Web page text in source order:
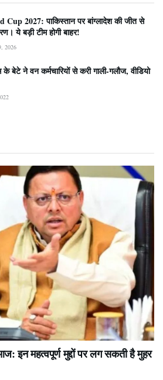
2027: पाकिस्तान पर बांग्लादेश की जीत से
ये बड़ी टीम होगी बाहर!
2026
के बेटे ने वन कर्मचारियों से करी गाली-गलौज, वीडियो
इन महत्वपूर्ण मुद्दों पर लग सकती है मुहर